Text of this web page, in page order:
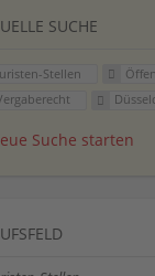
SUCHE
Stellen
Suche starten